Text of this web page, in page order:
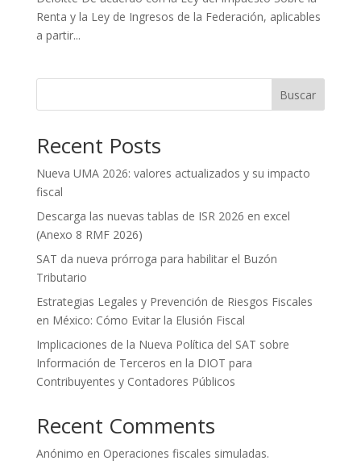
Renta y la Ley de Ingresos de la Federación, aplicables
a partir...
Buscar
Recent Posts
Nueva UMA 2026: valores actualizados y su impacto
fiscal
Descarga las nuevas tablas de ISR 2026 en excel
(Anexo 8 RMF 2026)
SAT da nueva prórroga para habilitar el Buzón
Tributario
Estrategias Legales y Prevención de Riesgos Fiscales
en México: Cómo Evitar la Elusión Fiscal
Implicaciones de la Nueva Política del SAT sobre
Información de Terceros en la DIOT para
Contribuyentes y Contadores Públicos
Recent Comments
Anónimo en Operaciones fiscales simuladas.